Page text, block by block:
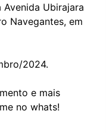
Avenida Ubirajara
Navegantes, em
2024.
e mais